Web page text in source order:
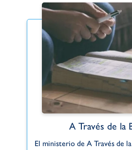
A Través de la
El ministerio de A Través de